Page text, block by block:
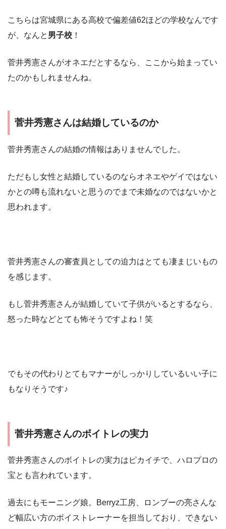
こちらは宮城県にある高校で偏差値62ほどの学校なんです
が、なんと 男子校 ！
菅井秀憲さんがオネエだとするなら、ここから始まってい
たのかもしれませんね。
菅井秀憲さんは結婚しているのか
菅井秀憲さんの結婚の情報はありませんでした。
ただもし女性と結婚しているのならオネエやゲイではない
かとの噂も流れないと思うのでまで未婚なのではないかと
思われます。
菅井秀憲さんの審査員としての迫力はとても凄まじいもの
を感じます。
もし菅井秀憲さんが結婚していて子供がいるとするなら、
怒った時などとても怖そうですよね！笑
でもその代わりとてもマナーがしっかりしているいい子に
もなりそうです♪
菅井秀憲さんのボイトレの実力
菅井秀憲さんのボイトレの実力はピカイチで、ハロプロの
宝とも言われています。
過去にもモーニング娘。Berryz工房、ロンブーの亮さんな
ど幅広い方のボイストレーナーを担当しており、できない